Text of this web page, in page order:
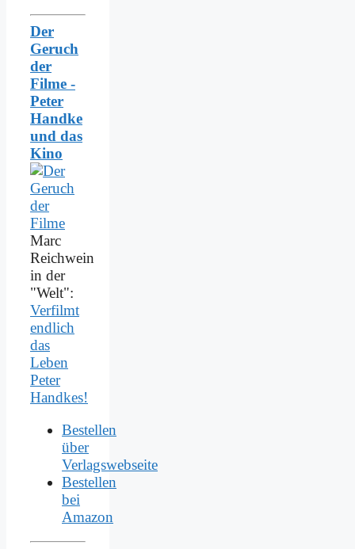
Der
Geruch
der
Filme -
Peter
Handke
und das
Kino
Marc
Reichwein
in der
"Welt":
Verfilmt
endlich
das
Leben
Peter
Handkes!
Bestellen
über
Verlagswebseite
Bestellen
bei
Amazon